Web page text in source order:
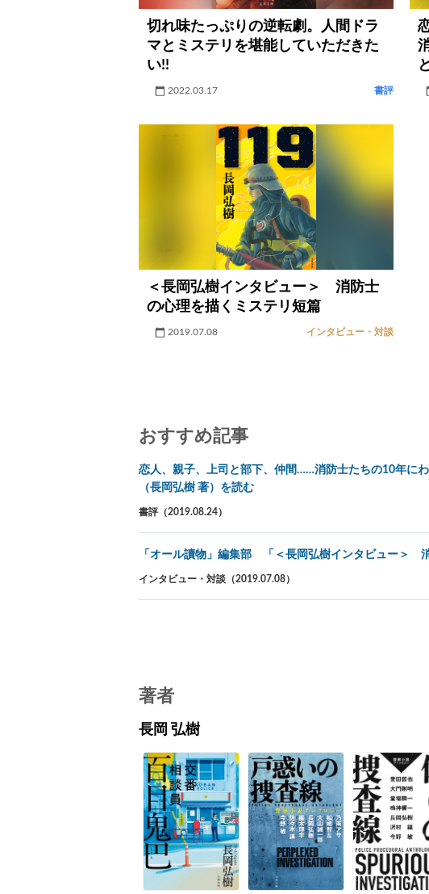
切れ味たっぷりの逆転劇。人間ドラ
マとミステリを堪能していただきた
い!!
2022.03.17 書評
＜長岡弘樹インタビュー＞ 消防士
の心理を描くミステリ短篇
2019.07.08 インタビュー・対談
おすすめ記事
恋人、親子、上司と部下、仲間……消防士たちの10年に
（長岡弘樹 著）を読む
書評（2019.08.24）
「オール讀物」編集部 「＜長岡弘樹インタビュー＞
インタビュー・対談（2019.07.08）
著者
長岡 弘樹